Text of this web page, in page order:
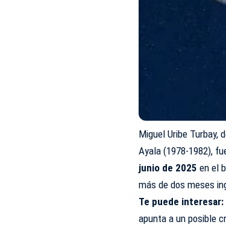
Miguel Uribe Turbay,
Ayala (1978-1982),
junio de 2025en el
más de dos meses
Te puede interesar:
apunta a un posible